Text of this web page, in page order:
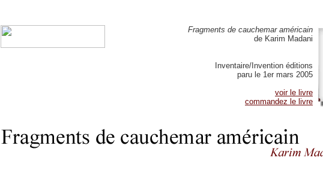
Fragments de cauchemar américain
de Karim Madani
Inventaire/Invention éditions
paru le 1er mars 2005
voir le livre
commandez le livre